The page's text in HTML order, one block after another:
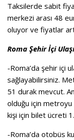
Taksilerde sabit
merkezi arası 48
oluyor ve fiyatlar
Roma Şehir İçi
-Roma’da şehir içi
sağlayabilirsiniz.
51 durak mevcut.
olduğu için metroyu
kişi için bilet ücreti
-Roma’da otobüs